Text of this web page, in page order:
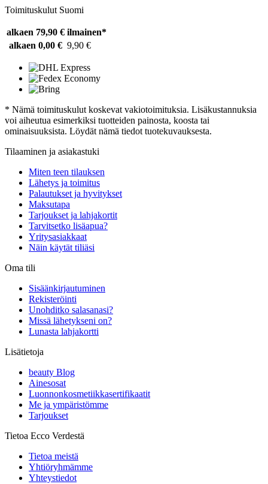
Toimituskulut Suomi
alkaen 79,90 € ilmainen*
alkaen 0,00 € 9,90 €
* Nämä toimituskulut koskevat vakiotoimituksia. Lisäkustannuksia
voi aiheutua esimerkiksi tuotteiden painosta, koosta tai
ominaisuuksista. Löydät nämä tiedot tuotekuvauksesta.
Tilaaminen ja asiakastuki
Miten teen tilauksen
Lähetys ja toimitus
Palautukset ja hyvitykset
Maksutapa
Tarjoukset ja lahjakortit
Tarvitsetko lisäapua?
Yritysasiakkaat
Näin käytät tiliäsi
Oma tili
Sisäänkirjautuminen
Rekisteröinti
Unohditko salasanasi?
Missä lähetykseni on?
Lunasta lahjakortti
Lisätietoja
beauty Blog
Ainesosat
Luonnonkosmetiikkasertifikaatit
Me ja ympäristömme
Tarjoukset
Tietoa Ecco Verdestä
Tietoa meistä
Yhtiöryhmämme
Yhteystiedot